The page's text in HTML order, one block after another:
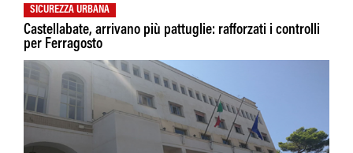
SICUREZZA URBANA
Castellabate, arrivano più pattuglie: rafforzati i controlli
per Ferragosto